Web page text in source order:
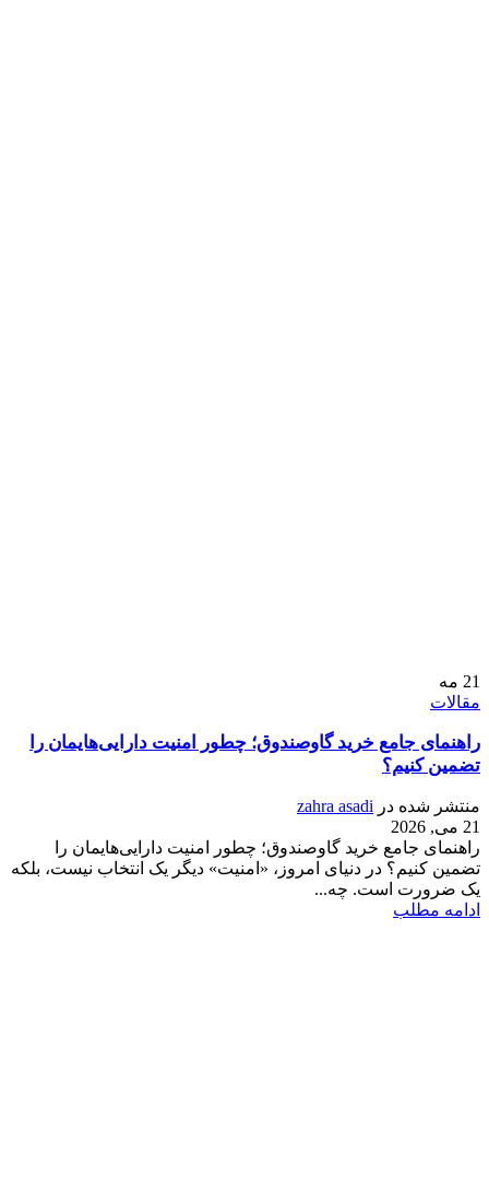
21 مه
مقالات
راهنمای جامع خرید گاوصندوق؛ چطور امنیت دارایی‌هایمان را
تضمین کنیم؟
منتشر شده در zahra asadi
21 می, 2026
راهنمای جامع خرید گاوصندوق؛ چطور امنیت دارایی‌هایمان را
تضمین کنیم؟ در دنیای امروز، «امنیت» دیگر یک انتخاب نیست، بلکه
یک ضرورت است. چه...
ادامه مطلب